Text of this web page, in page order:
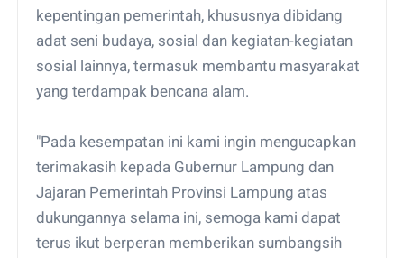
kepentingan pemerintah, khususnya dibidang
adat seni budaya, sosial dan kegiatan-kegiatan
sosial lainnya, termasuk membantu masyarakat
yang terdampak bencana alam.
"Pada kesempatan ini kami ingin mengucapkan
terimakasih kepada Gubernur Lampung dan
Jajaran Pemerintah Provinsi Lampung atas
dukungannya selama ini, semoga kami dapat
terus ikut berperan memberikan sumbangsih